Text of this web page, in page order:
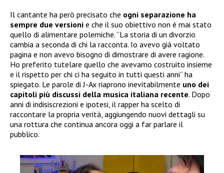
Il cantante ha però precisato che ogni separazione ha
sempre due versioni e che il suo obiettivo non è mai stato
quello di alimentare polemiche. “La storia di un divorzio
cambia a seconda di chi la racconta. Io avevo già voltato
pagina e non avevo bisogno di dimostrare di avere ragione.
Ho preferito tutelare quello che avevamo costruito insieme
e il rispetto per chi ci ha seguito in tutti questi anni” ha
spiegato. Le parole di J-Ax riaprono inevitabilmente uno dei
capitoli più discussi della musica italiana recente. Dopo
anni di indisiscrezioni e ipotesi, il rapper ha scelto di
raccontare la propria verità, aggiungendo nuovi dettagli su
una rottura che continua ancora oggi a far parlare il
pubblico.